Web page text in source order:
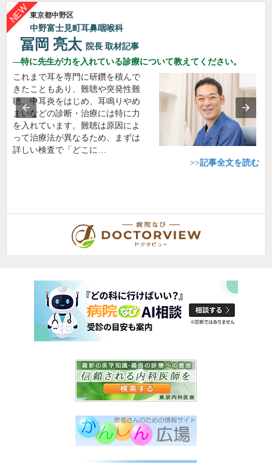
東京都中野区
中野富士見町耳鼻咽喉科
冨岡 亮太 院長 取材記事
特に先生が力を入れている診療について教えてください。
これまで耳を専門に研鑽を積んで
きたこともあり、難聴や突発性難
聴、中耳炎をはじめ、耳鳴りやめ
まいなどの診断・治療には特に力
を入れています。難聴は原因によ
って治療法が異なるため、まずは
詳しい検査で「どこに…
>>記事全文を読む